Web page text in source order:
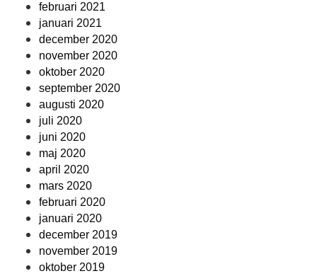
februari 2021
januari 2021
december 2020
november 2020
oktober 2020
september 2020
augusti 2020
juli 2020
juni 2020
maj 2020
april 2020
mars 2020
februari 2020
januari 2020
december 2019
november 2019
oktober 2019